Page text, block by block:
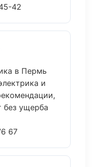
42
в Пермь
и
ущерба
67